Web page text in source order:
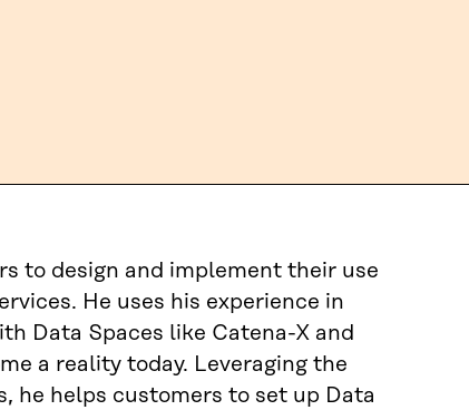
to design and implement their use
He uses his experience in
Data Spaces like Catena-X and
a reality today. Leveraging the
he helps customers to set up Data